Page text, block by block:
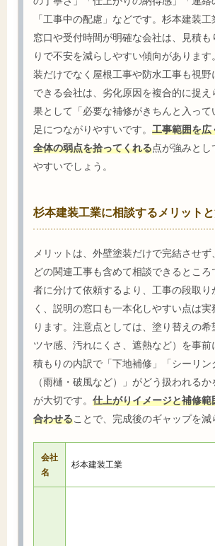
「工事中の配慮」などです。杉本建装
窓口や受付時間が明確な会社は、見積も
りで不安を減らしやすい傾向があります
装だけでなく屋根工事や防水工事も視野
できる会社は、劣化原因を複合的に捉
果として「必要な補修がきちんと入って
足につながりやすいです。 工事範囲を広
全体の弱点を拾ってくれる点が強みと
やすいでしょう。
杉本建装工業に相談するメリット
メリットは、外壁塗装だけで完結させ
どの関連工事も含めて相談できるとこ
者に分けて依頼するより、工事の段取り
く、説明の窓口も一本化しやすい点は実
ります。注意点としては、塗り替えの希
ツヤ感、汚れにくさ、遮熱など）を事前
積もりの内訳で「下地補修」「シーリン
（雨樋・破風など）」がどう扱われるか
が大切です。 仕上がりイメージと補修範
合わせることで、完成後のギャップを減
会社
名
杉本建装工業